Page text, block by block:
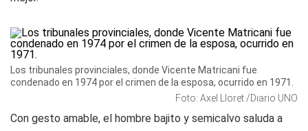
Los tribunales provinciales, donde Vicente Matricani fue
condenado en 1974 por el crimen de la esposa, ocurrido en 1971.
Foto: Axel Lloret /Diario UNO
Con gesto amable, el hombre bajito y semicalvo saluda a